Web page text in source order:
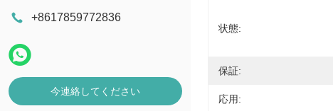
+8617859772836
今連絡してください
状態:
保証:
応用: